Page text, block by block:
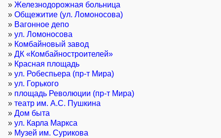
» Железнодорожная больница
» Общежитие (ул. Ломоносова)
» Вагонное депо
» ул. Ломоносова
» Комбайновый завод
» ДК «Комбайностроителей»
» Красная площадь
» ул. Робеспьера (пр-т Мира)
» ул. Горького
» площадь Революции (пр-т Мира)
» театр им. А.С. Пушкина
» Дом быта
» ул. Карла Маркса
» Музей им. Сурикова